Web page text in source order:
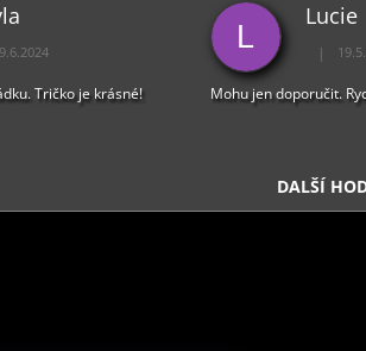
obchodu je 5 z 5 hvězdiček.
9.6.2024
Tričko je krásné!
L
Lucie
|
Mohu jen doporučit.
DALŠÍ